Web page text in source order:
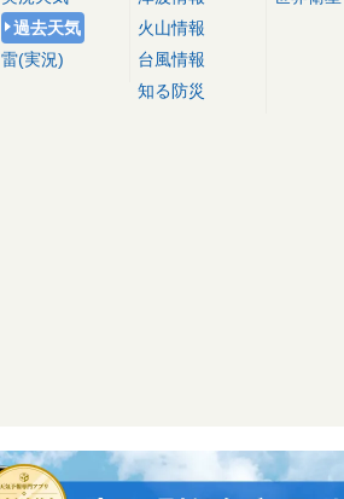
過去天気
雷(実況)
火山情報
台風情報
知る防災